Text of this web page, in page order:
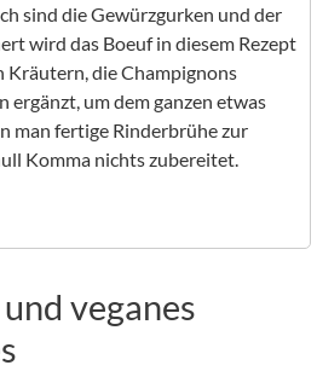
sind die Gewürzgurken und der
wird das Boeuf in diesem Rezept
Kräutern, die Champignons
um dem ganzen etwas
man fertige Rinderbrühe zur
Komma nichts zubereitet.
veganes